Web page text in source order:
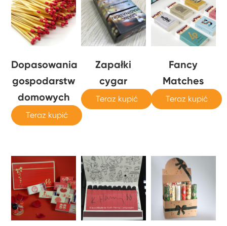
Dopasowania
gospodarstw
domowych
Teraz kupić
Zapałki
cygar
Teraz kupić
Fancy
Matches
Teraz kupić